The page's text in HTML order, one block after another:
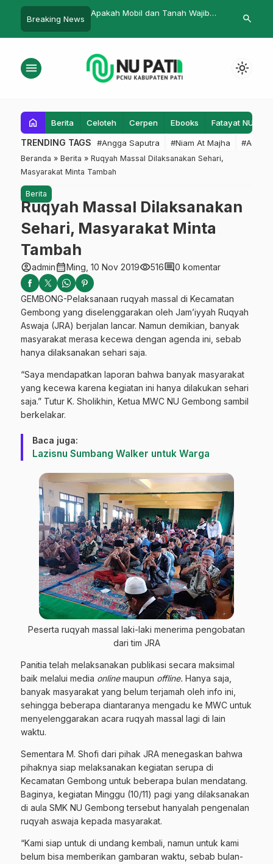
Breaking News
Menangkap Cahaya Rayyan
Sudah
search
menu light_mode
home Berita Celoteh Cerpen Ebooks Fatayat NU
TRENDING TAGS #Angga Saputra #Niam At Majha #Admin
Beranda » Berita » Ruqyah Massal Dilaksanakan Sehari,
Masyarakat Minta Tambah
Berita
Ruqyah Massal Dilaksanakan
Sehari, Masyarakat Minta
Tambah
account_circleadmincalendar_monthMing, 10 Nov 2019visibility516comment0 komentar
GEMBONG-Pelaksanaan ruqyah massal di Kecamatan
Gembong yang diselenggarakan oleh Jam’iyyah Ruqyah
Aswaja (JRA) berjalan lancar. Namun demikian, banyak
masyarakat merasa kecewa dengan agenda ini, sebab
hanya dilaksanakan sehari saja.
“Saya mendapatkan laporan bahwa banyak masyarakat
yang kecewa karena kegiatan ini hanya dilakukan sehari
saja.” Tutur K. Sholikhin, Ketua MWC NU Gembong sambil
berkelakar.
Baca juga:
Lazisnu Sumbang Walker untuk Warga
Peserta ruqyah massal laki-laki menerima pengobatan
dari tim JRA
Panitia telah melaksanakan publikasi secara maksimal
baik melalui media onlinemaupun offline. Hanya saja,
banyak masyarakat yang belum terjamah oleh info ini,
sehingga beberapa diantaranya mengadu ke MWC untuk
menyelenggarakan acara ruqyah massal lagi di lain
waktu.
Sementara M. Shofi dari pihak JRA menegaskan bahwa
pihaknya siap melaksanakan kegiatan serupa di
Kecamatan Gembong untuk beberapa bulan mendatang.
Baginya, kegiatan Minggu (10/11) pagi yang dilaksanakan
di aula SMK NU Gembong tersebut hanyalah pengenalan
ruqyah aswaja kepada masyarakat.
“Kami siap untuk di undang kembali, namun untuk kami
belum bisa memberikan gambaran waktu, sebab bulan-